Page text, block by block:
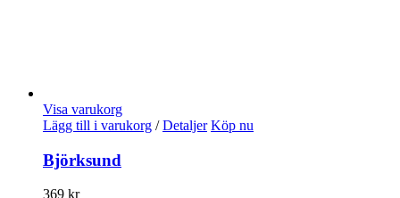
Visa varukorg
Lägg till i varukorg / Detaljer Köp nu
Björksund
369 kr